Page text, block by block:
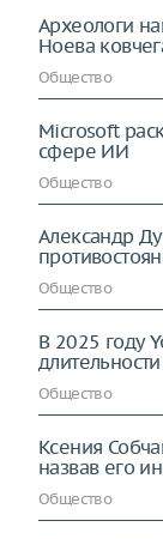
Археологи
Ноева
Общество
Microsoft
сфере ИИ
Общество
Александр
Общество
В 2025 году
Общество
Ксения
назвав его
Общество